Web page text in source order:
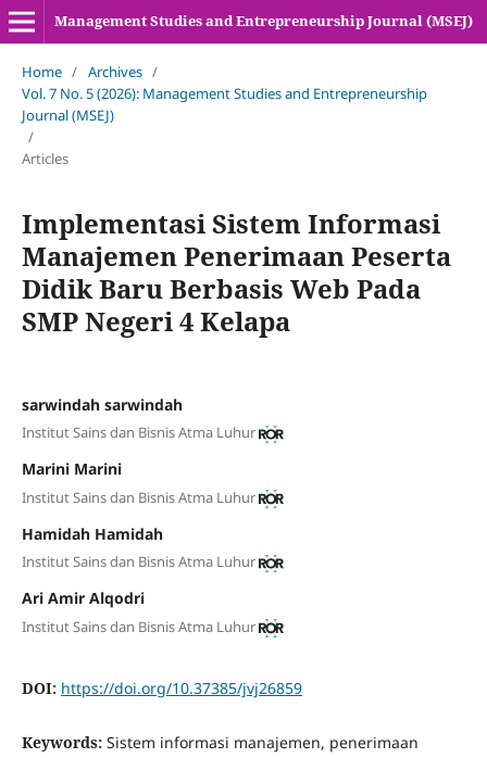
Management Studies and Entrepreneurship Journal (MSEJ)
Home / Archives /
Vol. 7 No. 5 (2026): Management Studies and Entrepreneurship
Journal (MSEJ)
/
Articles
Implementasi Sistem Informasi
Manajemen Penerimaan Peserta
Didik Baru Berbasis Web Pada
SMP Negeri 4 Kelapa
sarwindah sarwindah
Institut Sains dan Bisnis Atma Luhur
Marini Marini
Institut Sains dan Bisnis Atma Luhur
Hamidah Hamidah
Institut Sains dan Bisnis Atma Luhur
Ari Amir Alqodri
Institut Sains dan Bisnis Atma Luhur
DOI: https://doi.org/10.37385/jvj26859
Keywords: Sistem informasi manajemen, penerimaan